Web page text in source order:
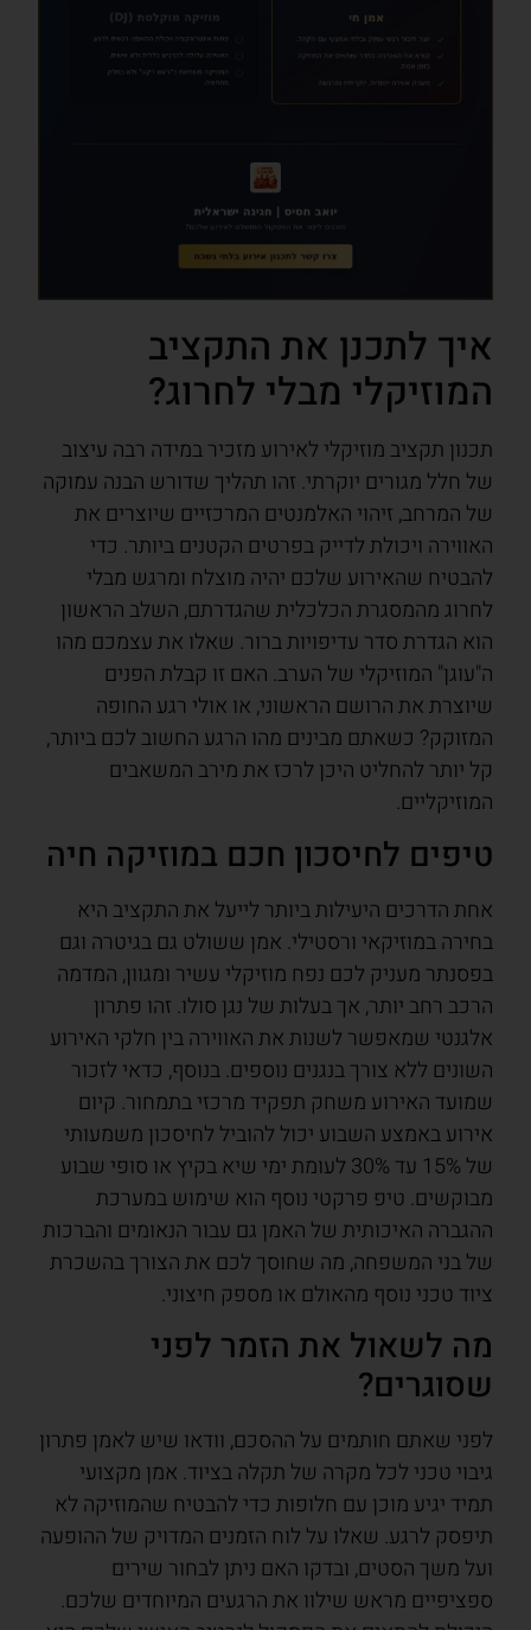
איך לתכנן את התקציב
המוזיקלי מבלי לחרוג?
תכנון תקציב מוזיקלי לאירוע מזכיר במידה רבה עיצוב
של חלל מגורים יוקרתי. זהו תהליך שדורש הבנה עמוקה
של המרחב, זיהוי האלמנטים המרכזיים שיוצרים את
האווירה ויכולת לדייק בפרטים הקטנים ביותר. כדי
להבטיח שהאירוע שלכם יהיה מוצלח ומרגש מבלי
לחרוג מהמסגרת הכלכלית שהגדרתם, השלב הראשון
הוא הגדרת סדר עדיפויות ברור. שאלו את עצמכם מהו
ה"עוגן" המוזיקלי של הערב. האם זו קבלת הפנים
שיוצרת את הרושם הראשוני, או אולי רגע החופה
המזוקק? כשאתם מבינים מהו הרגע החשוב לכם ביותר,
קל יותר להחליט היכן לרכז את מירב המשאבים
המוזיקליים.
טיפים לחיסכון חכם במוזיקה חיה
אחת הדרכים היעילות ביותר לייעל את התקציב היא
בחירה במוזיקאי ורסטילי. אמן ששולט גם בגיטרה וגם
בפסנתר מעניק לכם נפח מוזיקלי עשיר ומגוון, המדמה
הרכב רחב יותר, אך בעלות של נגן סולו. זהו פתרון
אלגנטי שמאפשר לשנות את האווירה בין חלקי האירוע
השונים ללא צורך בנגנים נוספים. בנוסף, כדאי לזכור
שמועד האירוע משחק תפקיד מרכזי בתמחור. קיום
אירוע באמצע השבוע יכול להוביל לחיסכון משמעותי
של 15% עד 30% לעומת ימי שיא בקיץ או סופי שבוע
מבוקשים. טיפ פרקטי נוסף הוא שימוש במערכת
ההגברה האיכותית של האמן גם עבור הנאומים והברכות
של בני המשפחה, מה שחוסך לכם את הצורך בהשכרת
ציוד טכני נוסף מהאולם או מספק חיצוני.
מה לשאול את הזמר לפני
שסוגרים?
לפני שאתם חותמים על ההסכם, וודאו שיש לאמן פתרון
גיבוי טכני לכל מקרה של תקלה בציוד. אמן מקצועי
תמיד יגיע מוכן עם חלופות כדי להבטיח שהמוזיקה לא
תיפסק לרגע. שאלו על לוח הזמנים המדויק של ההופעה
ועל משך הסטים, ובדקו האם ניתן לבחור שירים
ספציפיים מראש שילוו את הרגעים המיוחדים שלכם.